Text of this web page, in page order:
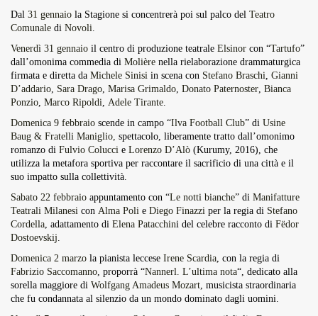
Dal 31 gennaio la Stagione si concentrerà poi sul palco del Teatro
Comunale di Novoli.
Venerdì 31 gennaio il centro di produzione teatrale Elsinor con “Tartufo”
dall’omonima commedia di Molière nella rielaborazione drammaturgica
firmata e diretta da Michele Sinisi in scena con Stefano Braschi, Gianni
D’addario, Sara Drago, Marisa Grimaldo, Donato Paternoster, Bianca
Ponzio, Marco Ripoldi, Adele Tirante.
Domenica 9 febbraio scende in campo “Ilva Football Club” di Usine
Baug & Fratelli Maniglio, spettacolo, liberamente tratto dall’omonimo
romanzo di Fulvio Colucci e Lorenzo D’Alò (Kurumy, 2016), che
utilizza la metafora sportiva per raccontare il sacrificio di una città e il
suo impatto sulla collettività.
Sabato 22 febbraio appuntamento con “Le notti bianche” di Manifatture
Teatrali Milanesi con Alma Poli e Diego Finazzi per la regia di Stefano
Cordella, adattamento di Elena Patacchini del celebre racconto di Fëdor
Dostoevskij.
Domenica 2 marzo la pianista leccese Irene Scardia, con la regia di
Fabrizio Saccomanno, proporrà “Nannerl. L’ultima nota“, dedicato alla
sorella maggiore di Wolfgang Amadeus Mozart, musicista straordinaria
che fu condannata al silenzio da un mondo dominato dagli uomini.